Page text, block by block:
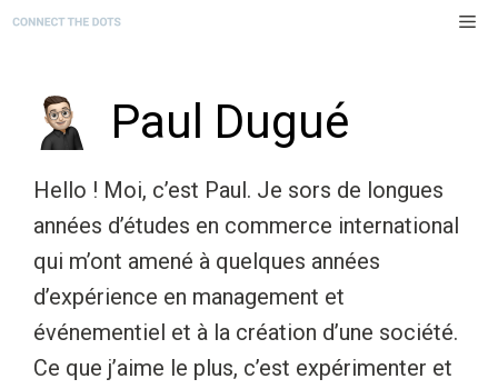
Aller
Paul Dugué
Hello ! Moi, c’est Paul. Je sors de longues
années d’études en commerce international
qui m’ont amené à quelques années
d’expérience en management et
événementiel et à la création d’une société.
Ce que j’aime le plus, c’est expérimenter et